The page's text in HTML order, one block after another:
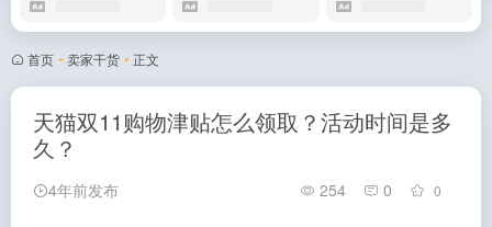
首页 • 卖家干货 • 正文
天猫双11购物津贴怎么领取？活动时间是多
久？
4年前发布 254 0 0